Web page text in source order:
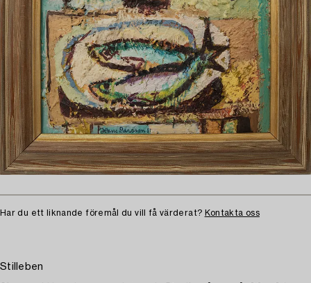
Har du ett liknande föremål du vill få värderat? Kontakta oss
Stilleben